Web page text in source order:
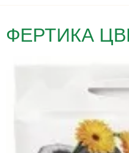
Оплата
ФЕРТИКА